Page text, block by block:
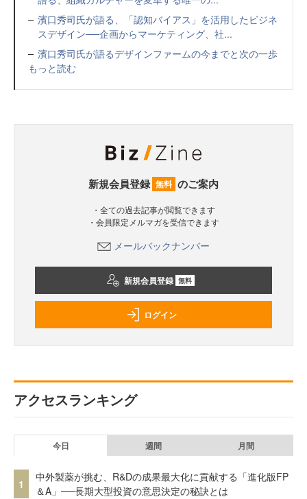
濱口秀司氏が語る、「認知バイアス」を活用したビジネ
スデザイン──企画からマーケティング、社...
濱口秀司氏が語るデザインファームの今までと次の一歩
もっと読む
新規会員登録 無料 のご案内
・全ての過去記事が閲覧できます
・会員限定メルマガを受信できます
メールバックナンバー
新規会員登録 無料
ログイン
アクセスランキング
今日 週間 月間
1
中外製薬が挑む、R&Dの成果最大化に貢献する「進化版FP
＆A」──長期大型投資の意思決定の秘訣とは